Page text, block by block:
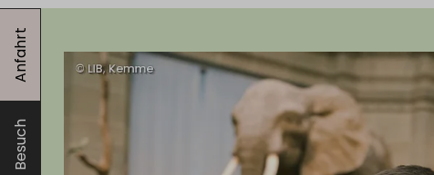
Besuch
Ausstellungen
Bildungsangebote
Besuch
Anfahrt